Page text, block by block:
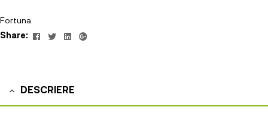
Fortuna
Share:
Facebook
TwitterLinkedin
Google+
DESCRIERE